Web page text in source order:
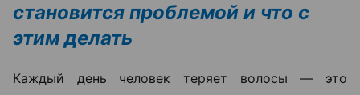
становится проблемой и что с
этим делать
Каждый день человек теряет волосы — это